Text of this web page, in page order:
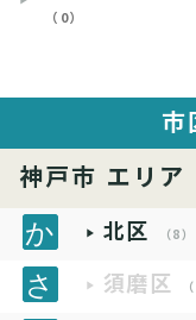
（0）
市
神戸市 エリア
北区 （8）
須磨区